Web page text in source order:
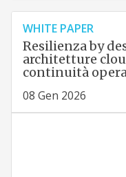
WHITE PAPER
Resilienza by
architetture
continuità
08 Gen 2026